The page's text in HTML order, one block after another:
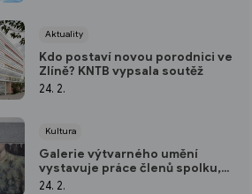
Aktuality
Kdo postaví novou porodnici ve
Zlíně? KNTB vypsala soutěž
24. 2.
Kultura
Galerie výtvarného umění
vystavuje práce členů spolku,
bez kterého by nestála
24. 2.